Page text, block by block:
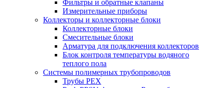
Фильтры и обратные клапаны
Измерительные приборы
Коллекторы и коллекторные блоки
Коллекторные блоки
Смесительные блоки
Арматура для подключения коллекторов
Блок контроля температуры водяного
теплого пола
Системы полимерных трубопроводов
Трубы PEX